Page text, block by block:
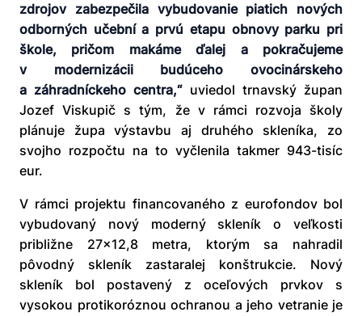
zdrojov zabezpečila vybudovanie piatich nových
odborných učební a prvú etapu obnovy parku pri
škole, pričom makáme ďalej a pokračujeme
v modernizácii budúceho ovocinárskeho
a záhradníckeho centra,“ uviedol trnavský župan
Jozef Viskupič s tým, že v rámci rozvoja školy
plánuje župa výstavbu aj druhého skleníka, zo
svojho rozpočtu na to vyčlenila takmer 943-tisíc
eur.
V rámci projektu financovaného z eurofondov bol
vybudovaný nový moderný skleník o veľkosti
približne 27x12,8 metra, ktorým sa nahradil
pôvodný skleník zastaralej konštrukcie. Nový
skleník bol postavený z oceľových prvkov s
vysokou protikoróznou ochranou a jeho vetranie je